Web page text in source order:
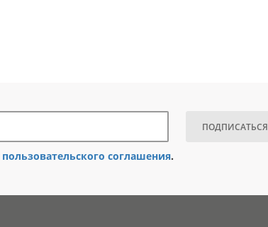
ПОДПИСАТЬСЯ
пользовательского соглашения.